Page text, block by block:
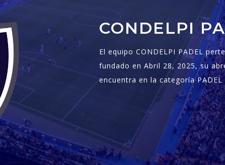
CONDELPI
El equipo CONDELPI PADEL
fundado en Abril 28, 2025, su
encuentra en la categoría